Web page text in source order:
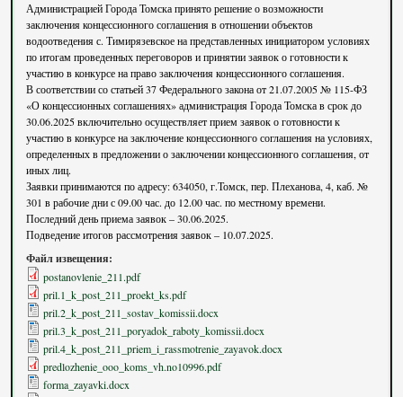
Администрацией Города Томска принято решение о возможности
заключения концессионного соглашения в отношении объектов
водоотведения с. Тимирязевское на представленных инициатором условиях
по итогам проведенных переговоров и принятии заявок о готовности к
участию в конкурсе на право заключения концессионного соглашения.
В соответствии со статьей 37 Федерального закона от 21.07.2005 № 115-ФЗ
«О концессионных соглашениях» администрация Города Томска в срок до
30.06.2025 включительно осуществляет прием заявок о готовности к
участию в конкурсе на заключение концессионного соглашения на условиях,
определенных в предложении о заключении концессионного соглашения, от
иных лиц.
Заявки принимаются по адресу: 634050, г.Томск, пер. Плеханова, 4, каб. №
301 в рабочие дни с 09.00 час. до 12.00 час. по местному времени.
Последний день приема заявок – 30.06.2025.
Подведение итогов рассмотрения заявок – 10.07.2025.
Файл извещения:
postanovlenie_211.pdf
pril.1_k_post_211_proekt_ks.pdf
pril.2_k_post_211_sostav_komissii.docx
pril.3_k_post_211_poryadok_raboty_komissii.docx
pril.4_k_post_211_priem_i_rassmotrenie_zayavok.docx
predlozhenie_ooo_koms_vh.no10996.pdf
forma_zayavki.docx